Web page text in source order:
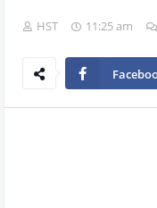
HST 11:25 am